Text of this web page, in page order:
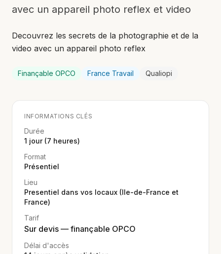
avec un appareil photo reflex et video
Decouvrez les secrets de la photographie et de la
video avec un appareil photo reflex
Finançable OPCO France Travail Qualiopi
INFORMATIONS CLÉS
Durée
1 jour (7 heures)
Format
Présentiel
Lieu
Presentiel dans vos locaux (Ile-de-France et
France)
Tarif
Sur devis — finançable OPCO
Délai d'accès